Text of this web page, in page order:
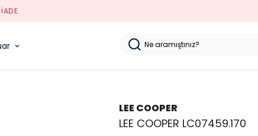
LEE COOPER
LEE COOPER LC07459.170